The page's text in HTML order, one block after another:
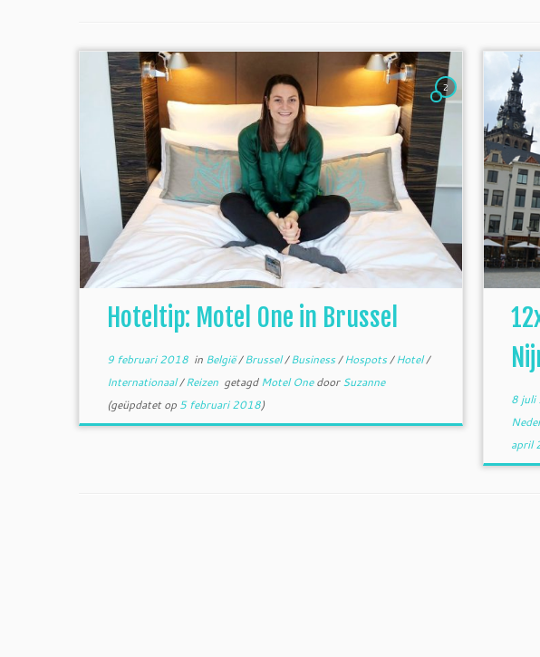
2
Hoteltip: Motel One in Brussel
9 februari 2018in België/Brussel/Business/Hospots/Hotel/
Internationaal/Reizen getagdMotel OnedoorSuzanne
(geüpdatet op 5 februari 2018) 8 juli
april